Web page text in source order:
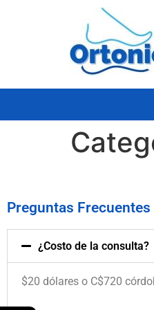
Preguntas Frecuentes
¿Costo de la consulta?
$20 dólares o C$720